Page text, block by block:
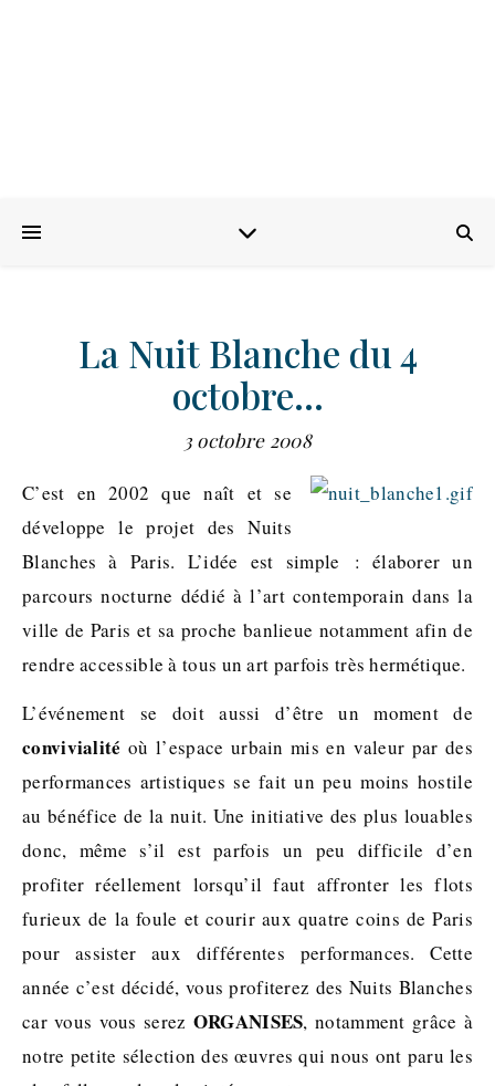
La Nuit Blanche du 4
octobre…
3 octobre 2008
C’est en 2002 que naît et se
développe le projet des Nuits
Blanches à Paris. L’idée est simple : élaborer un
parcours nocturne dédié à l’art contemporain dans la
ville de Paris et sa proche banlieue notamment afin de
rendre accessible à tous un art parfois très hermétique.
L’événement se doit aussi d’être un moment de
convivialité où l’espace urbain mis en valeur par des
performances artistiques se fait un peu moins hostile
au bénéfice de la nuit. Une initiative des plus louables
donc, même s’il est parfois un peu difficile d’en
profiter réellement lorsqu’il faut affronter les flots
furieux de la foule et courir aux quatre coins de Paris
pour assister aux différentes performances. Cette
année c’est décidé, vous profiterez des Nuits Blanches
car vous vous serez ORGANISES, notamment grâce à
notre petite sélection des œuvres qui nous ont paru les